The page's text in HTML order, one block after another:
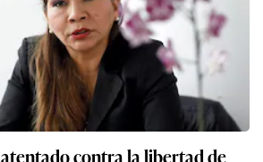
contra la libertad de